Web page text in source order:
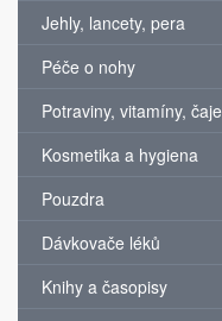
Jehly, lancety, pera
Péče o nohy
Potraviny, vitamíny, čaje
Kosmetika a hygiena
Pouzdra
Dávkovače léků
Knihy a časopisy